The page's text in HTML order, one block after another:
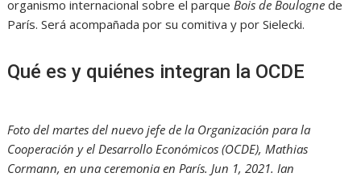
organismo internacional sobre el parqueBois de Boulogne de
París. Será acompañada por su comitiva y por Sielecki.
Qué es y quiénes integran la OCDE
Foto del martes del nuevo jefe de la Organización para la
Cooperación y el Desarrollo Económicos (OCDE), Mathias
Cormann, en una ceremonia en París. Jun 1, 2021. Ian